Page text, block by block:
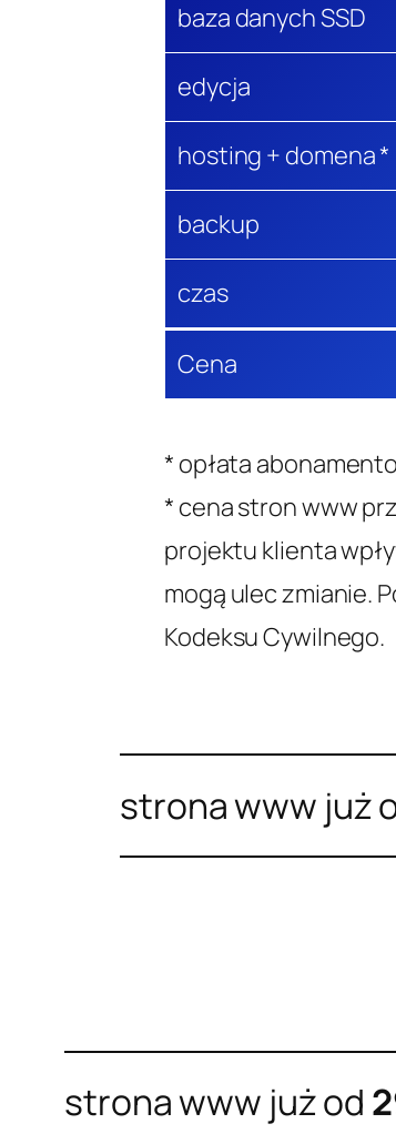
baza danych SSD
edycja
hosting + domena *
backup
czas
Cena
* opłata
* cena stron www
projektu klienta
mogą ulec zmianie.
Kodeksu Cywilnego.
strona www już
strona www już od